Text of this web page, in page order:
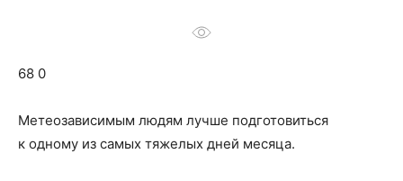
68 0
Метеозависимым людям лучше подготовиться
к одному из самых тяжелых дней месяца.